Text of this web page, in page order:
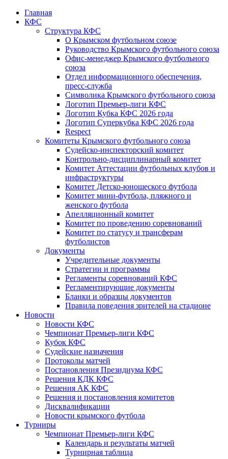
Главная
КФС
Структура КФС
О Крымском футбольном союзе
Руководство Крымского футбольного союза
Офис-менеджер Крымского футбольного
союза
Отдел информационного обеспечения,
пресс-служба
Символика Крымского футбольного союза
Логотип Премьер-лиги КФС
Логотип Кубка КФС 2026 года
Логотип Суперкубка КФС 2026 года
Respect
Комитеты Крымского футбольного союза
Судейско-инспекторский комитет
Контрольно-дисциплинарный комитет
Комитет Аттестации футбольных клубов и
инфраструктуры
Комитет Детско-юношеского футбола
Комитет мини-футбола, пляжного и
женского футбола
Апелляционный комитет
Комитет по проведению соревнований
Комитет по статусу и трансферам
футболистов
Документы
Учредительные документы
Стратегии и программы
Регламенты соревнований КФС
Регламентирующие документы
Бланки и образцы документов
Правила поведения зрителей на стадионе
Новости
Новости КФС
Чемпионат Премьер-лиги КФС
Кубок КФС
Судейские назначения
Протоколы матчей
Постановления Президиума КФС
Решения КДК КФС
Решения АК КФС
Решения и постановления комитетов
Дисквалификации
Новости крымского футбола
Турниры
Чемпионат Премьер-лиги КФС
Календарь и результаты матчей
Турнирная таблица